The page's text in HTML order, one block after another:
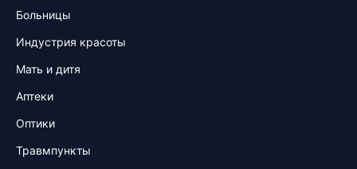
Больницы
Индустрия красоты
Мать и дитя
Аптеки
Оптики
Травмпункты